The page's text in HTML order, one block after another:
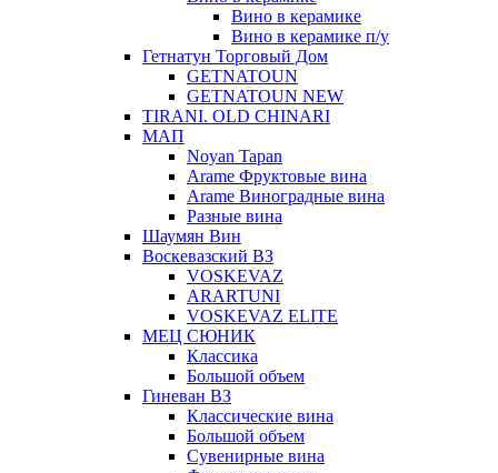
Вино в керамике
Вино в керамике п/у
Гетнатун Торговый Дом
GETNATOUN
GETNATOUN NEW
TIRANI. OLD CHINARI
МАП
Noyan Tapan
Arame Фруктовые вина
Arame Виноградные вина
Разные вина
Шаумян Вин
Воскевазский ВЗ
VOSKEVAZ
ARARTUNI
VOSKEVAZ ELITE
МЕЦ СЮНИК
Классика
Большой объем
Гиневан ВЗ
Классические вина
Большой объем
Сувенирные вина